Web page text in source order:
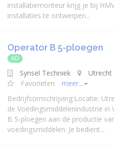
installatiemonteur krijg je bij
installaties te ontwerpen...
Operator B 5-ploegen
AD
Synsel Techniek Utrecht
Favorieten
meer...
Bedrijfsomschrijving:Locatie:
de Voedingsmiddelenindustrie
B 5-ploegen aan de productie
voedingsmiddelen. Je bedient...